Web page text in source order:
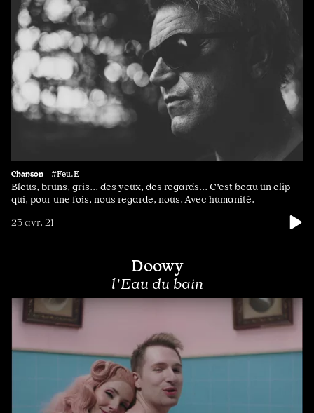
Chanson #Feu.E
Bleus, bruns, gris... des yeux, des regards... C'est beau un clip
qui, pour une fois, nous regarde, nous. Avec humanité.
23 avr. 21
Doowy
l'Eau du bain